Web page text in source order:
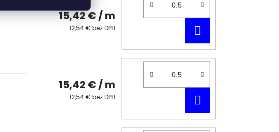
15,42 €/ m
12,54 € bez DPH
KOŠÍKA
15,42 € / m
12,54 € bez DPH
KOŠÍKA